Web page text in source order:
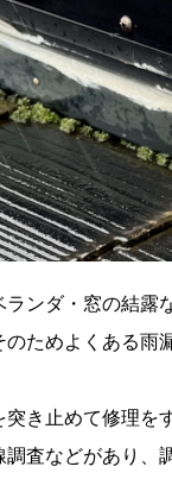
ンダ・窓の結
ためよくある
き止めて修理
査などがあり、